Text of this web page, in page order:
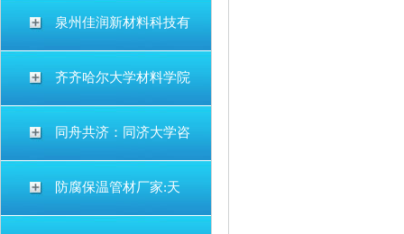
泉州佳润新材料科技有
齐齐哈尔大学材料学院
同舟共济：同济大学咨
防腐保温管材厂家:天